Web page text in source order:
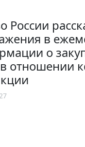
России
в
о
отношении